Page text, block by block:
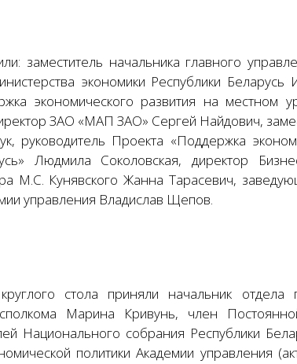
заместитель начальника главного
экономики Республики Беларусь
экономического развития на местном
ЗАО «МАП ЗАО» Сергей Найдович,
руководитель Проекта «Поддержка
Людмила Соколовская, директор
М.С. Кунявского Жанна Тарасевич,
управления Владислав Щепов.
стола приняли начальник отдела
Марина Кривунь, член
Национального собрания Республики
политики Академии управления